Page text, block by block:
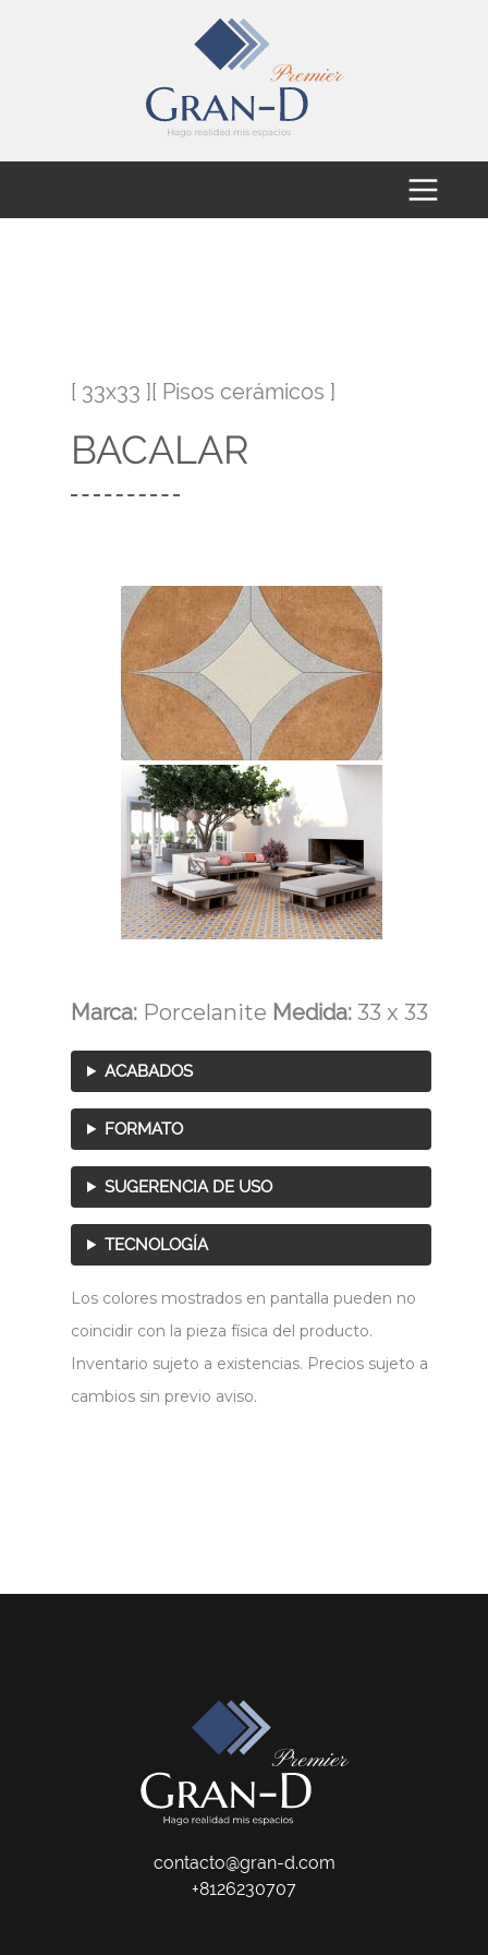
[ 33x33 ][ Pisos cerámicos ]
BACALAR
Marca: Porcelanite Medida: 33 x 33
ACABADOS
FORMATO
SUGERENCIA DE USO
TECNOLOGÍA
Los colores mostrados en pantalla pueden no
coincidir con la pieza física del producto.
Inventario sujeto a existencias. Precios sujeto a
cambios sin previo aviso.
contacto@gran-d.com
+8126230707